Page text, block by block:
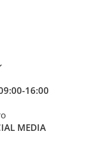
16:00
MEDIA